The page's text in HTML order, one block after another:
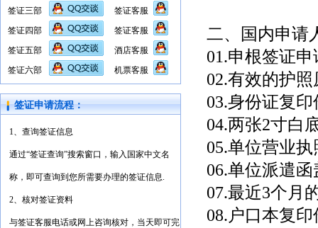
签证三部
签证四部
签证五部
签证六部
签证客服
签证客服
酒店客服
机票客服
签证申请流程：
1、查询签证信息
通过“签证查询”搜索窗口，输入国家中文名
称，即可查询到您所需要办理的签证信息.
2、核对签证资料
与签证客服电话或网上咨询核对，当天即可完
二、国内申请
01.申根签证
02.有效的护照
03.身份证复印
04.两张2寸白
05.单位营业
06.单位派遣函
07.最近3个月
08.户口本复印